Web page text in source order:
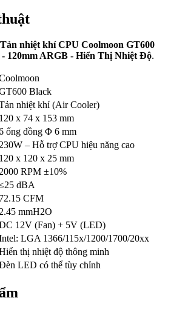
Tản nhiệt khí CPU Coolmoon GT600
120mm ARGB - Hiển Thị Nhiệt Độ.
Black
nhiệt khí (Air Cooler)
120 x 74 x 153 mm
ống đồng Φ 6 mm
230W – Hỗ trợ CPU hiệu năng cao
120 x 120 x 25 mm
2000 RPM ±10%
dBA
72.15 CFM
2.45 mmH2O
12V (Fan) + 5V (LED)
LGA 1366/115x/1200/1700/20xx
thị nhiệt độ thông minh
LED có thể tùy chỉnh